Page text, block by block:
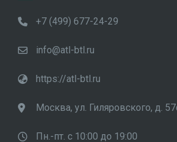
+7 (499) 677-24-29
info@atl-btl.ru
https://atl-btl.ru
Москва, ул. Гиляровского, д.
Пн.-пт. с 10:00 до 19:00